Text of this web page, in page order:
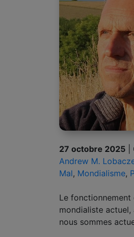
27 octobre 2025
Andrew M.
Mal, Mondialisme,
Le
mondialiste
nous sommes